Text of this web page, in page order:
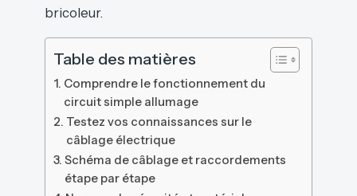
bricoleur.
Table des matières
Comprendre le fonctionnement du
circuit simple allumage
Testez vos connaissances sur le
câblage électrique
Schéma de câblage et raccordements
étape par étape